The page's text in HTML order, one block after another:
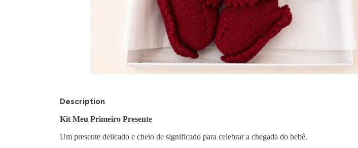
Description
Kit Meu Primeiro Presente
Um presente delicado e cheio de significado para celebrar a chegada do bebê.